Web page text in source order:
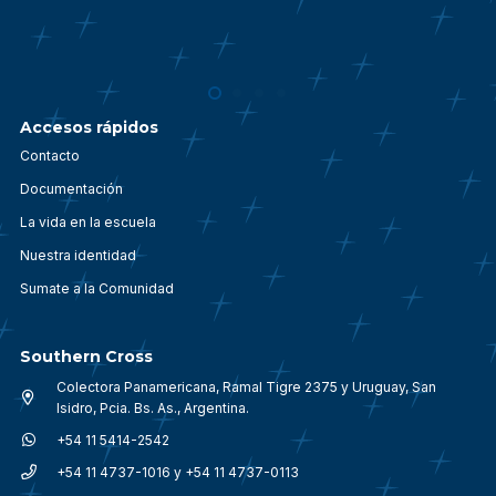
Accesos rápidos
Contacto
Documentación
La vida en la escuela
Nuestra identidad
Sumate a la Comunidad
Southern Cross
Colectora Panamericana, Ramal Tigre 2375 y Uruguay, San
Isidro, Pcia. Bs. As., Argentina.
+54 11 5414-2542
+54 11 4737-1016 y +54 11 4737-0113